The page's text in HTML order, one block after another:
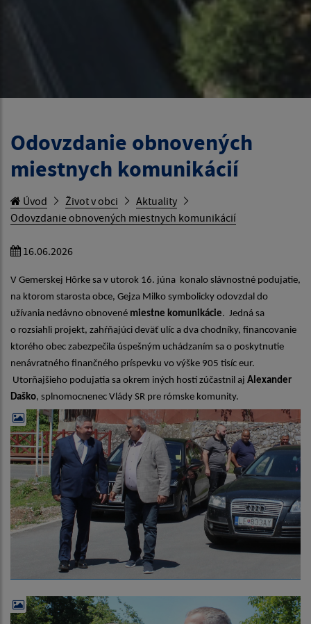
Odovzdanie obnovených
miestnych komunikácií
Úvod Život v obci
Aktuality
Odovzdanie obnovených miestnych komunikácií
16.06.2026
V Gemerskej Hôrke sa v utorok 16. júna konalo slávnostné podujatie,
na ktorom starosta obce, Gejza Milko symbolicky odovzdal do
užívania nedávno obnovené miestne komunikácie. Jedná sa
o rozsiahli projekt, zahŕňajúci deväť ulíc a dva chodníky, financovanie
ktorého obec zabezpečila úspešným uchádzaním sa o poskytnutie
nenávratného finančného príspevku vo výške 905 tisíc eur.
Utorňajšieho podujatia sa okrem iných hostí zúčastnil aj Alexander
Daško, splnomocnenec Vlády SR pre rómske komunity.